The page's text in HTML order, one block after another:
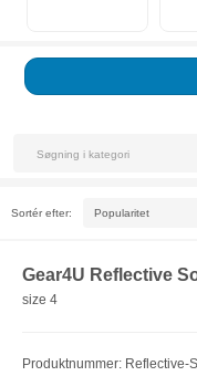
Sortér efter:
Gear4U Reflective
size 4
Produktnummer: Reflective-